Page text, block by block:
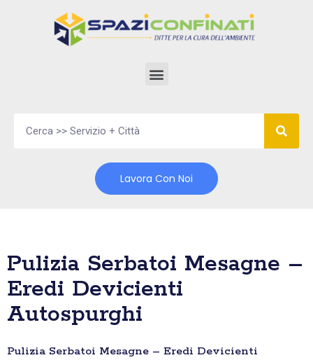
Lavora Con Noi
Pulizia Serbatoi Mesagne –
Eredi Devicienti
Autospurghi
Pulizia Serbatoi Mesagne – Eredi Devicienti